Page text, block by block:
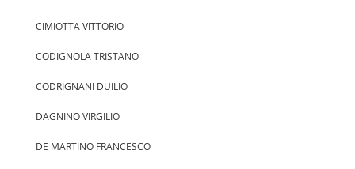
CIMIOTTA VITTORIO
CODIGNOLA TRISTANO
CODRIGNANI DUILIO
DAGNINO VIRGILIO
DE MARTINO FRANCESCO